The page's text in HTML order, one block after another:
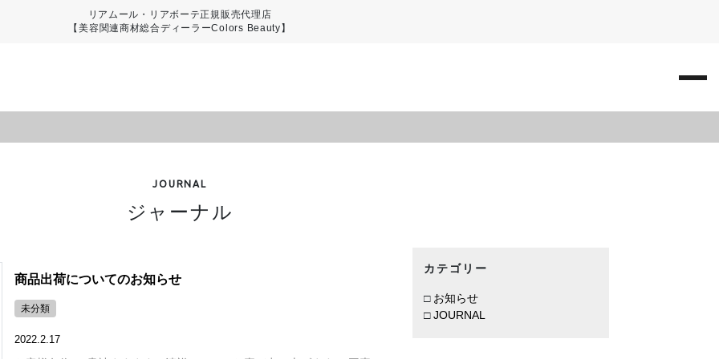
リアムール・リアボーテ正規販売代理店
【美容関連商材総合ディーラーColors Beauty】
JOURNAL
ジャーナル
商品出荷についてのお知らせ
未分類
2022.2.17
カテゴリー
お知らせ
JOURNAL